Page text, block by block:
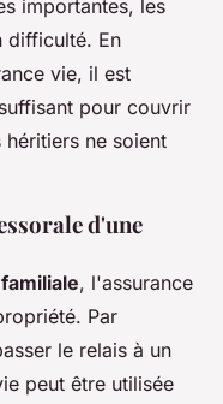
importantes, les
difficulté. En
vie, il est
pour couvrir
héritiers ne soient
d'une
, l'assurance
Par
le relais à un
peut être utilisée